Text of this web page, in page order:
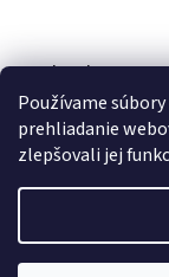
Používame
prehliadanie
zlepšovali jej
Facebook
Copyright 2026